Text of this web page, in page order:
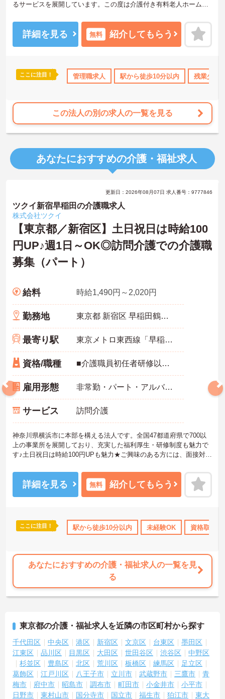
・補助 年間休日110日以上 高収入 ボーナス・賞与あり
るサービスを展開しています。この度は介護付き有料老人ホームの
を活かして即戦力としてご活躍いただきます。ご利用者様はもちろ
ん、従業員も活き活きと働ける環境をつくりませんか？
ご興味ある方には、面接対策ポイントなど、さらに詳細をお話しい
詳細を見る 無料 紹介してもらう
ここに注目！ 管理職求人 駅から徒歩10分以内 残業少な
この法人の別の求人の一覧を見る
あなたにおすすめの介護・福祉求人
無資格OK 年間休日110日以上 研修制度あり 高収入
更新日：2026年08月07日 求人番号：9777846
ツクイ新宿早稲田の介護職求人
株式会社ツクイ
【東京都／新宿区】土日祝日は時給100
円UP♪週1日～OK◎訪問介護での介護職
募集（パート）
給料 時給1,490円～2,020円
勤務地 東京都 新宿区 早稲田鶴巻町518-1 第8IKビル4F・5F・401号室
最寄り駅 東京メトロ東西線「早稲田(メトロ)駅」徒歩4分
資格/職種 ■介護職員初任者研修以上(旧ヘルパー2級) ※経験不問
雇用形態 非常勤・パート・アルバイト
サービス 訪問介護
神奈川県横浜市に本部を構える法人です。全国47都道府県で700以
上の事業所を展開しており、充実した福利厚生・研修制度も魅力で
す♪土日祝日は時給100円UPも魅力★ご興味のある方には、面接対策
ください！
詳細を見る 無料 紹介してもらう
ここに注目！ 駅から徒歩10分以内 未経験OK 資格取得サ
あなたにおすすめの介護・福祉求人の一覧を見
る
東京都の介護・福祉求人を近隣の市区町村から探す
千代田区 中央区 港区 新宿区 文京区 台東区
墨田区
江東区
品川区 目黒区 大田区 世田谷区 渋谷区
中野区
杉並区
豊島区 北区 荒川区 板橋区 練馬区
足立区
葛飾区
江戸川区 八王子市 立川市 武蔵野市 三鷹市
青
梅市
府中市 昭島市 調布市 町田市 小金井市
小平市
日野市
東村山市 国分寺市 国立市 福生市 狛江市 東大